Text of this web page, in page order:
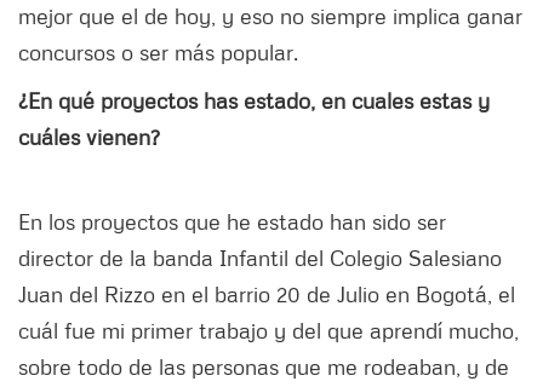
mejor que el de hoy, y eso no siempre implica ganar
concursos o ser más popular.
¿En qué proyectos has estado, en cuales estas y
cuáles vienen?
En los proyectos que he estado han sido ser
director de la banda Infantil del Colegio Salesiano
Juan del Rizzo en el barrio 20 de Julio en Bogotá, el
cuál fue mi primer trabajo y del que aprendí mucho,
sobre todo de las personas que me rodeaban, y de